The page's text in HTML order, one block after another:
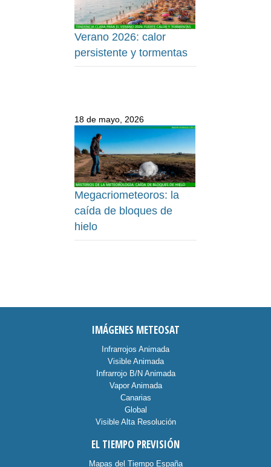
Verano 2026: calor
persistente y tormentas
18 de mayo, 2026
Megacriometeoros: la
caída de bloques de
hielo
IMÁGENES METEOSAT
Infrarrojos Animada
Visible Animada
Infrarrojo B/N Animada
Vapor Animada
Canarias
Global
Visible Alta Resolución
EL TIEMPO PREVISIÓN
Mapas del Tiempo España